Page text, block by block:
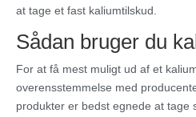
at tage et fast kaliumtilskud.
Sådan bruger du
For at få mest muligt ud af et
overensstemmelse med
produkter er bedst egnede at tage